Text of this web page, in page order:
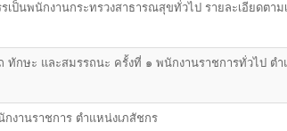
เป็นพนักงานกระทรวงสาธารณสุขทั่วไป รายละเอียดตาม
ทักษะ และสมรรถนะ ครั้งที่ ๑ พนักงานราชการทั่วไป ตำ
งานราชการ ตำแหน่งเภสัชกร